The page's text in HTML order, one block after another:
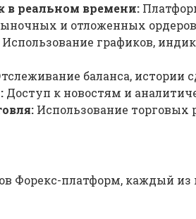
в реальном времени:
и отложенных
Использование графиков,
баланса, истории
Доступ к новостям и
Использование торговых
Форекс-платформ, каждый